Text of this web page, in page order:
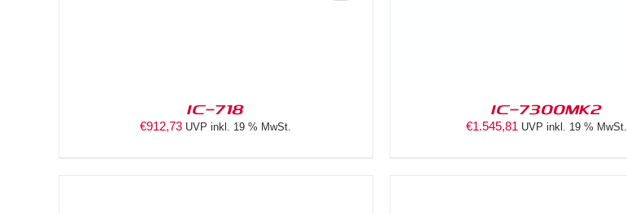
IC-718
€912,73 UVP inkl. 19 % MwSt.
IC-7300MK2
€1.545,81 UVP inkl. 19 % MwSt.